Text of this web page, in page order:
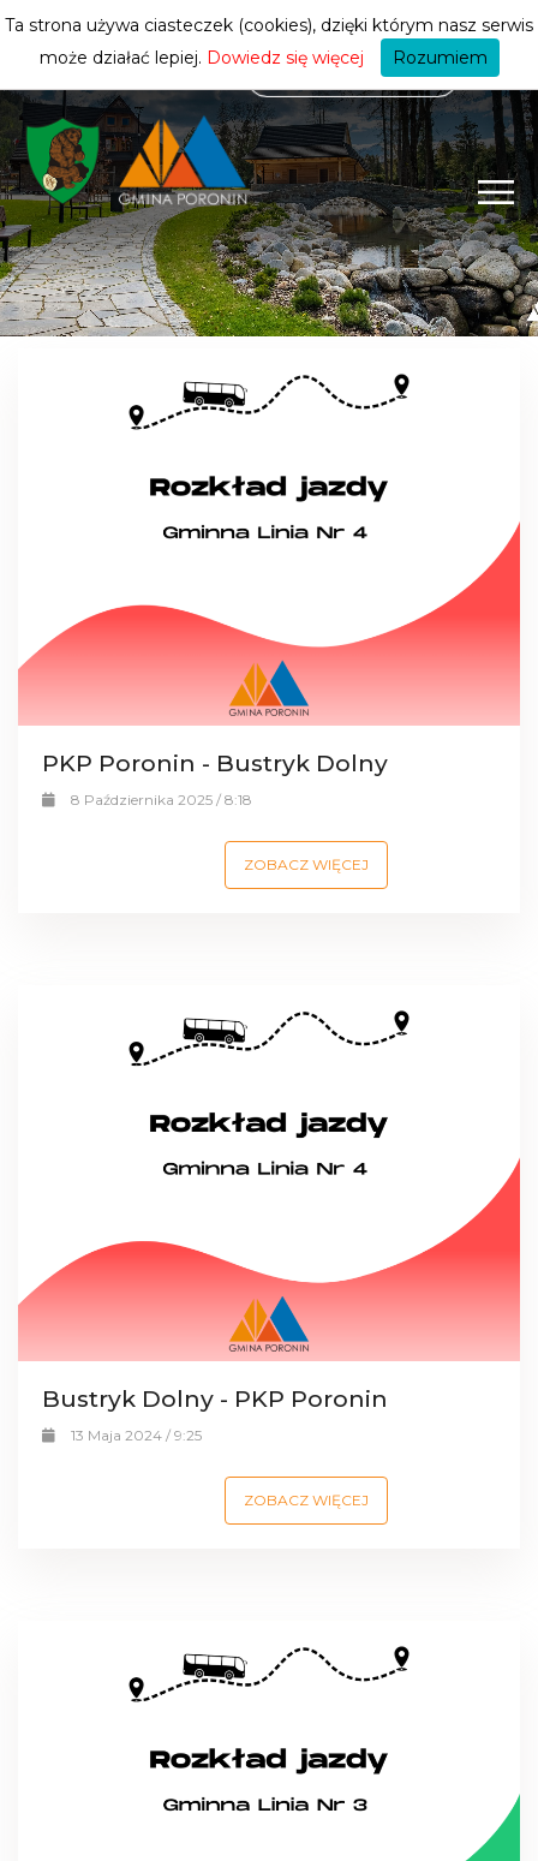
mieszkańca
PKP Poronin - Bustryk Dolny
8 Października 2025 / 8:18
ZOBACZ WIĘCEJ
Bustryk Dolny - PKP Poronin
13 Maja 2024 / 9:25
ZOBACZ WIĘCEJ
Ta strona używa ciasteczek (cookies), dzięki którym nasz serwis
może działać lepiej. Dowiedz się więcej Rozumiem